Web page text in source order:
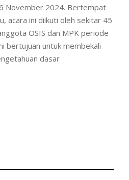
November 2024. Bertempat
acara ini diikuti oleh sekitar 45
OSIS dan MPK periode
bertujuan untuk membekali
dasar